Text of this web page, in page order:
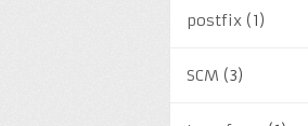
postfix (1)
SCM (3)